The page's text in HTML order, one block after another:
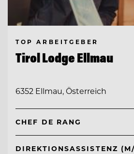
TOP ARBEITGEBER
Tirol Lodge Ellmau
6352 Ellmau, Österreich
CHEF DE RANG
DIREKTIONSASSISTENZ